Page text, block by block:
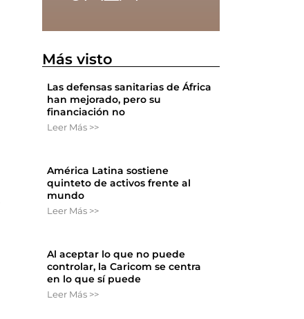
Más visto
Las defensas sanitarias de África
han mejorado, pero su
financiación no
Leer Más >>
América Latina sostiene
quinteto de activos frente al
mundo
Leer Más >>
Al aceptar lo que no puede
controlar, la Caricom se centra
en lo que sí puede
Leer Más >>